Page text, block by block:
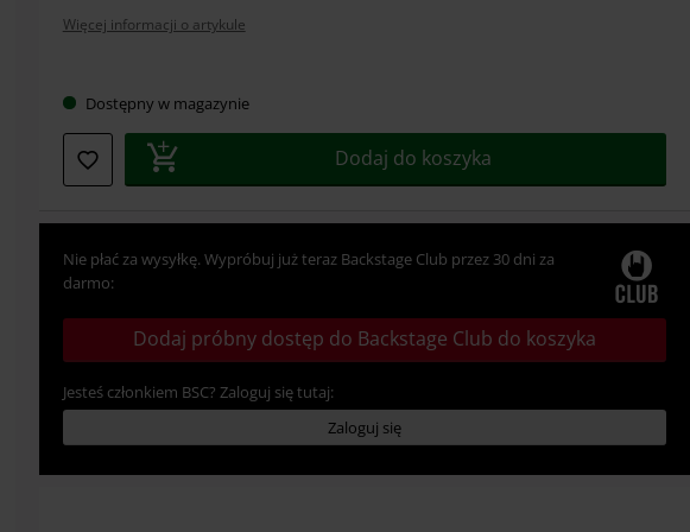
Więcej informacji o artykule
Wybierz
swój
rozmiar
Dostępny w magazynie
Dodaj do koszyka
Nie płać za wysyłkę. Wypróbuj już teraz Backstage Club przez 30 dni za
darmo:
Dodaj próbny dostęp do Backstage Club do koszyka
Jesteś członkiem BSC? Zaloguj się tutaj:
Zaloguj się